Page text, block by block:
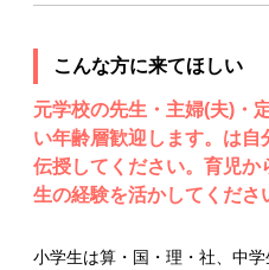
こんな方に来てほしい
元学校の先生・主婦(夫)・
い年齢層歓迎します。は
伝授してください。育児か
生の経験を活かしてくださ
小学生は算・国・理・社、中